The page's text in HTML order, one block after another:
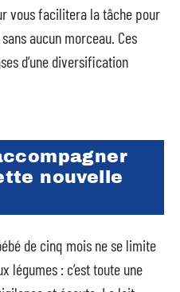
vous facilitera la tâche pour
aucun morceau. Ces
d’une diversification
nouvelle
de cinq mois ne se limite
légumes : c’est toute une